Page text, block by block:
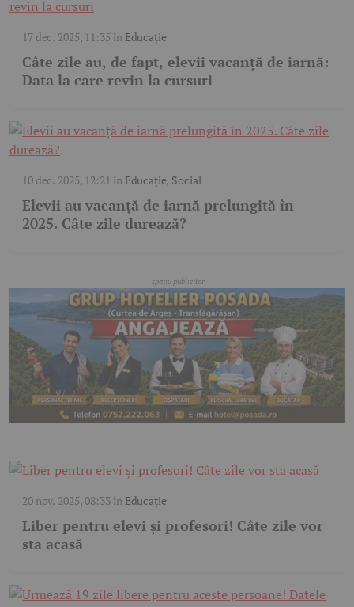
17 dec. 2025, 11:35 în Educație
Câte zile au, de fapt, elevii vacanță de iarnă:
Data la care revin la cursuri
10 dec. 2025, 12:21 în Educație, Social
Elevii au vacanță de iarnă prelungită în
2025. Câte zile durează?
20 nov. 2025, 08:33în Educație
Liber pentru elevi și profesori! Câte zile vor
sta acasă